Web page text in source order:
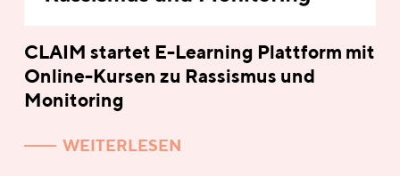
CLAIM startet E-Learning Plattform mit
Online-Kursen zu Rassismus und
Monitoring
WEITERLESEN